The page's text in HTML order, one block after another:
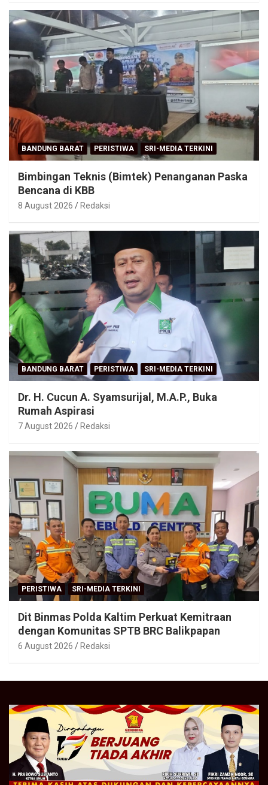
BANDUNG BARAT PERISTIWA SRI-MEDIA TERKINI
Bimbingan Teknis (Bimtek) Penanganan Paska
Bencana di KBB
8 August 2026 Redaksi
BANDUNG BARAT PERISTIWA SRI-MEDIA TERKINI
Dr. H. Cucun A. Syamsurijal, M.A.P., Buka
Rumah Aspirasi
7 August 2026 Redaksi
PERISTIWA SRI-MEDIA TERKINI
Dit Binmas Polda Kaltim Perkuat Kemitraan
dengan Komunitas SPTB BRC Balikpapan
6 August 2026 Redaksi